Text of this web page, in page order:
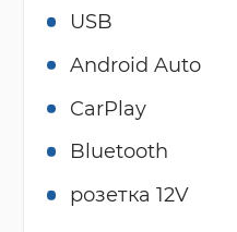
USB
Android Auto
CarPlay
Bluetooth
розетка 12V